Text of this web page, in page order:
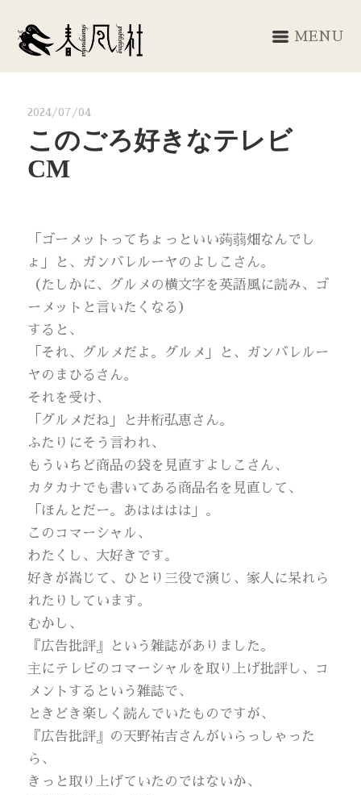
MENU
2024/07/04
このごろ好きなテレビ
CM
「ゴーメットってちょっといい蒟蒻畑なんでし
ょ」と、ガンバレルーヤのよしこさん。
（たしかに、グルメの横文字を英語風に読み、ゴ
ーメットと言いたくなる）
すると、
「それ、グルメだよ。グルメ」と、ガンバレルー
ヤのまひるさん。
それを受け、
「グルメだね」と井桁弘恵さん。
ふたりにそう言われ、
もういちど商品の袋を見直すよしこさん、
カタカナでも書いてある商品名を見直して、
「ほんとだー。あはははは」。
このコマーシャル、
わたくし、大好きです。
好きが嵩じて、ひとり三役で演じ、家人に呆れら
れたりしています。
むかし、
『広告批評』という雑誌がありました。
主にテレビのコマーシャルを取り上げ批評し、コ
メントするという雑誌で、
ときどき楽しく読んでいたものですが、
『広告批評』の天野祐吉さんがいらっしゃった
ら、
きっと取り上げていたのではないか、